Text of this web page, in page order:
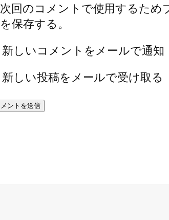
次回のコメントで使用するため
を保存する。
新しいコメントをメールで通知
新しい投稿をメールで受け取る